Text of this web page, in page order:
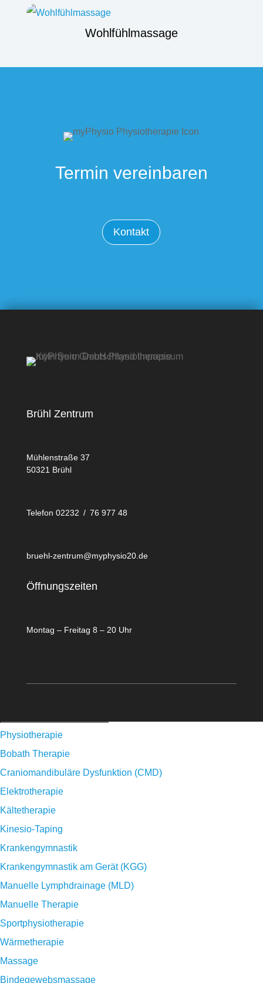
Wohlfühlmassage
Termin vereinbaren
Kontakt
Brühl Zentrum
Mühlenstraße 37
50321 Brühl
Telefon 02232 / 76 977 48
bruehl-zentrum@myphysio20.de
Öffnungszeiten
Montag – Freitag 8 – 20 Uhr
Physiotherapie
Bobath Therapie
Craniomandibuläre Dysfunktion (CMD)
Elektrotherapie
Kältetherapie
Kinesio-Taping
Krankengymnastik
Krankengymnastik am Gerät (KGG)
Manuelle Lymphdrainage (MLD)
Manuelle Therapie
Sportphysiotherapie
Wärmetherapie
Massage
Bindegewebsmassage